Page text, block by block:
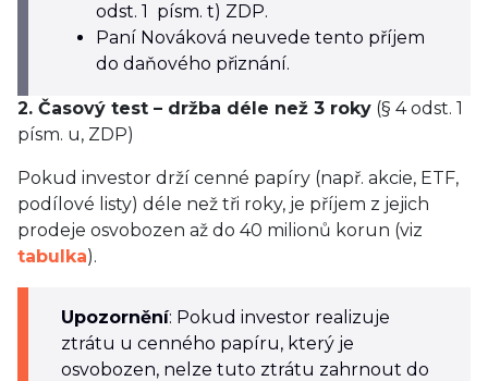
odst. 1 písm. t) ZDP.
Paní Nováková neuvede tento příjem
do daňového přiznání.
2. Časový test – držba déle než 3 roky (§ 4 odst. 1
písm. u, ZDP)
Pokud investor drží cenné papíry (např. akcie, ETF,
podílové listy) déle než tři roky, je příjem z jejich
prodeje osvobozen až do 40 milionů korun (viz
tabulka).
Upozornění: Pokud investor realizuje
ztrátu u cenného papíru, který je
osvobozen, nelze tuto ztrátu zahrnout do